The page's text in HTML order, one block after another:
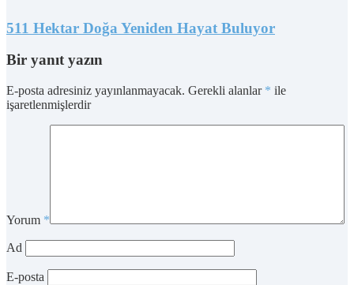
511 Hektar Doğa Yeniden Hayat Buluyor
Bir yanıt yazın
E-posta adresiniz yayınlanmayacak. Gerekli alanlar * ile
işaretlenmişlerdir
Yorum *
Ad
E-posta